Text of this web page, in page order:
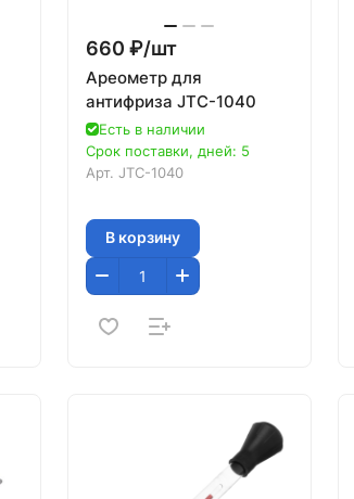
660 ₽/шт
Ареометр для
антифриза JTC-1040
Есть в наличии
Срок поставки, дней: 5
Арт. JTC-1040
В корзину